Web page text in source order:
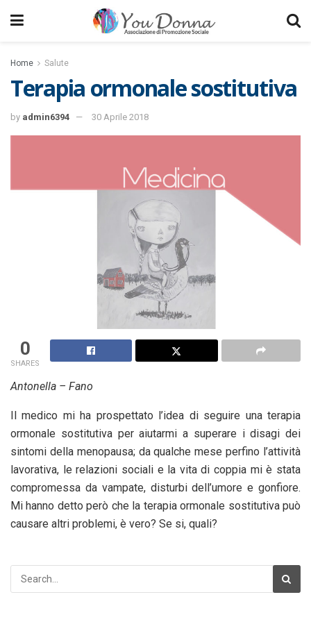
Home Salute
Terapia ormonale sostitutiva
by admin6394 30 Aprile 2018
0
SHARES
Antonella – Fano
Il medico mi ha prospettato l’idea di seguire una terapia
ormonale sostitutiva per aiutarmi a superare i disagi dei
sintomi della menopausa; da qualche mese perfino l’attività
lavorativa, le relazioni sociali e la vita di coppia mi è stata
compromessa da vampate, disturbi dell’umore e gonfiore.
Mi hanno detto però che la terapia ormonale sostitutiva può
causare altri problemi, è vero? Se si, quali?